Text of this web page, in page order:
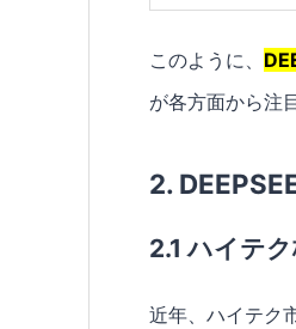
このように、
が各方面から注
2.
2.1 ハイテ
近年、ハイテク